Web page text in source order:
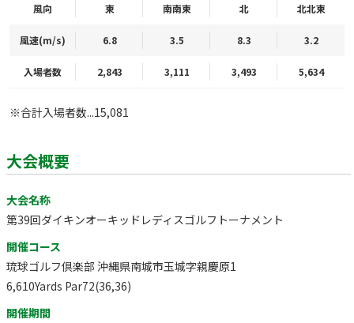
風向 東 南南東 北 北北東
風速(m/s) 6.8 3.5 8.3 3.2
入場者数 2,843 3,111 3,493 5,634
※合計入場者数...15,081
大会概要
大会名称
第39回ダイキンオーキッドレディスゴルフトーナメント
開催コース
琉球ゴルフ倶楽部 沖縄県南城市玉城字親慶原1
6,610Yards Par72(36,36)
開催期間